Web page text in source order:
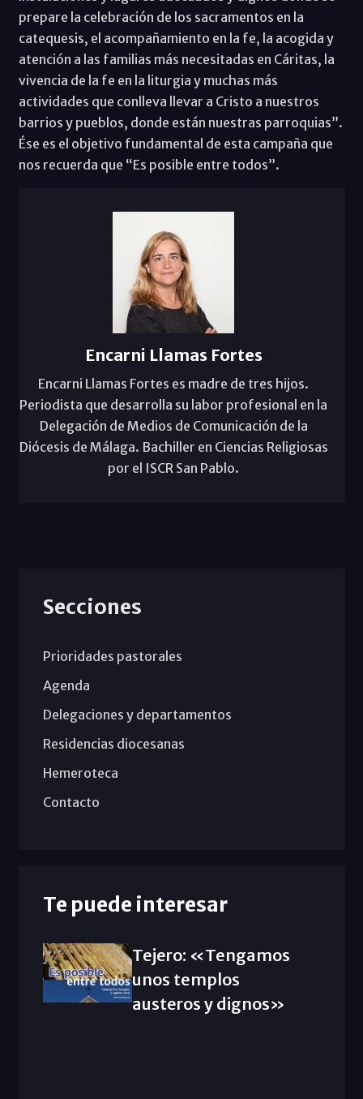
prepare la celebración de los sacramentos en la
catequesis, el acompañamiento en la fe, la acogida y
atención a las familias más necesitadas en Cáritas, la
vivencia de la fe en la liturgia y muchas más
actividades que conlleva llevar a Cristo a nuestros
barrios y pueblos, donde están nuestras parroquias”.
Ése es el objetivo fundamental de esta campaña que
nos recuerda que “Es posible entre todos”.
Encarni Llamas Fortes
Encarni Llamas Fortes es madre de tres hijos.
Periodista que desarrolla su labor profesional en la
Delegación de Medios de Comunicación de la
Diócesis de Málaga. Bachiller en Ciencias Religiosas
por el ISCR San Pablo.
Secciones
Prioridades pastorales
Agenda
Delegaciones y departamentos
Residencias diocesanas
Hemeroteca
Contacto
Te puede interesar
Tejero: «Tengamos
unos templos
austeros y dignos»